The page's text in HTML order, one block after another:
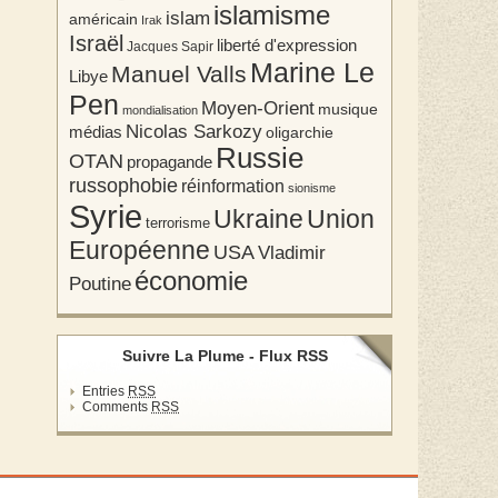
américain Irak islam islamisme
Israël Jacques Sapir liberté d'expression
Libye Manuel Valls Marine Le
Pen mondialisation Moyen-Orient musique
médias Nicolas Sarkozyoligarchie
OTAN propagande Russie
russophobie réinformation sionisme
Syrie terrorisme Ukraine Union
Européenne USAVladimir
Poutine économie
Suivre La Plume - Flux RSS
Entries RSS
Comments RSS